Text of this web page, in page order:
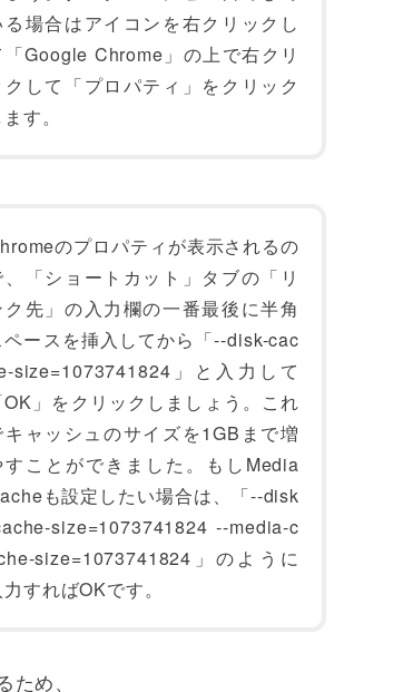
る場合はアイコンを右クリックし
「Google Chrome」の上で右クリ
クして「プロパティ」をクリック
す。
のプロパティが表示されるの
、「ショートカット」タブの「リ
ク先」の入力欄の一番最後に半角
ペースを挿入してから「--disk-cac
size=1073741824」と入力して
OK」をクリックしましょう。これ
キャッシュのサイズを1GBまで増
すことができました。もしMedia
も設定したい場合は、「--disk
size=1073741824 --media-c
size=1073741824」のように
力すればOKです。
め、